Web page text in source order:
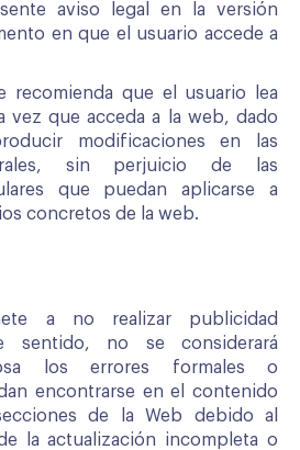
aviso legal en la versión
en que el usuario accede a
recomienda que el usuario lea
vez que acceda a la web, dado
modificaciones en las
sin perjuicio de las
que puedan aplicarse a
concretos de la web.
a no realizar publicidad
sentido, no se considerará
los errores formales o
encontrarse en el contenido
de la Web debido al
la actualización incompleta o